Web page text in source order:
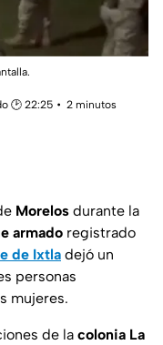
🕑 22:25
2 minutos
Morelos durante la
armado registrado
de Ixtla dejó un
personas
mujeres.
de la colonia La